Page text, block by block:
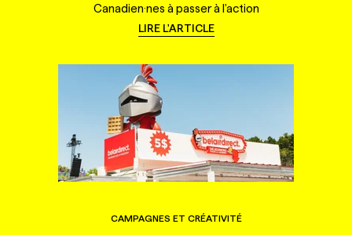
Canadien·nes à passer à l'action
LIRE L'ARTICLE
CAMPAGNES ET CRÉATIVITÉ